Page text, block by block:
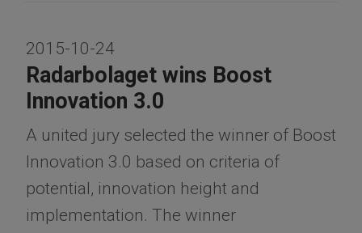
2015-10-24
Radarbolaget wins Boost
Innovation 3.0
A united jury selected the winner of Boost
Innovation 3.0 based on criteria of
potential, innovation height and
implementation. The winner